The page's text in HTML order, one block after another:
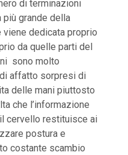
di terminazioni
grande della
dedicata proprio
da quelle parti del
sono molto
affatto sorpresi di
delle mani piuttosto
che l’informazione
cervello restituisce ai
postura e
costante scambio